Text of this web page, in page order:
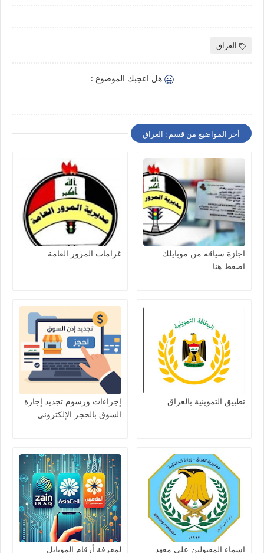
العراق
هل اعجبك الموضوع :
أخر المواضيع من قسم : العراق
اجازة سياقه من موبايلك
اضغط هنا
غرامات المرور العامة
تطبيق التموينية بالعراق
إجراءات ورسوم تجديد إجازة
السوق بالحجز الإلكتروني
اسماء المقبولين على معهد
لمعرفة أرقام الموبايل